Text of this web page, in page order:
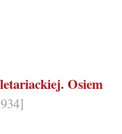
Osiem